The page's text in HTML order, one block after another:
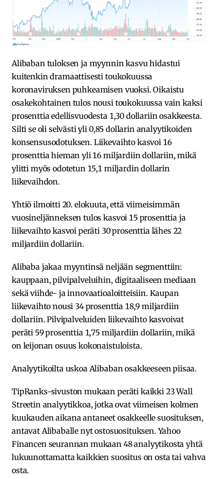
Alibaban tuloksen ja myynnin kasvu hidastui
kuitenkin dramaattisesti toukokuussa
koronaviruksen puhkeamisen vuoksi. Oikaistu
osakekohtainen tulos nousi toukokuussa vain kaksi
prosenttia edellisvuodesta 1,30 dollariin osakkeesta.
Silti se oli selvästi yli 0,85 dollarin analyytikoiden
konsensusodotuksen. Liikevaihto kasvoi 16
prosenttia hieman yli 16 miljardiin dollariin, mikä
ylitti myös odotetun 15,1 miljardin dollarin
liikevaihdon.
Yhtiö ilmoitti 20. elokuuta, että viimeisimmän
vuosineljänneksen tulos kasvoi 15 prosenttia ja
liikevaihto kasvoi peräti 30 prosenttia lähes 22
miljardiin dollariin.
Alibaba jakaa myyntinsä neljään segmenttiin:
kauppaan, pilvipalveluihin, digitaaliseen mediaan
sekä viihde- ja innovaatioaloitteisiin. Kaupan
liikevaihto nousi 34 prosenttia 18,9 miljardiin
dollariin. Pilvipalveluiden liikevaihto kasvoivat
peräti 59 prosenttia 1,75 miljardiin dollariin, mikä
on leijonan osuus kokonaistuloista.
Analyytikoilta uskoa Alibaban osakkeeseen piisaa.
TipRanks-sivuston mukaan peräti kaikki 23 Wall
Streetin analyytikkoa, jotka ovat viimeisen kolmen
kuukauden aikana antaneet osakkeelle suosituksen,
antavat Alibaballe nyt ostosuosituksen. Yahoo
Financen seurannan mukaan 48 analyytikosta yhtä
lukuunottamatta kaikkien suositus on osta tai vahva
osta.